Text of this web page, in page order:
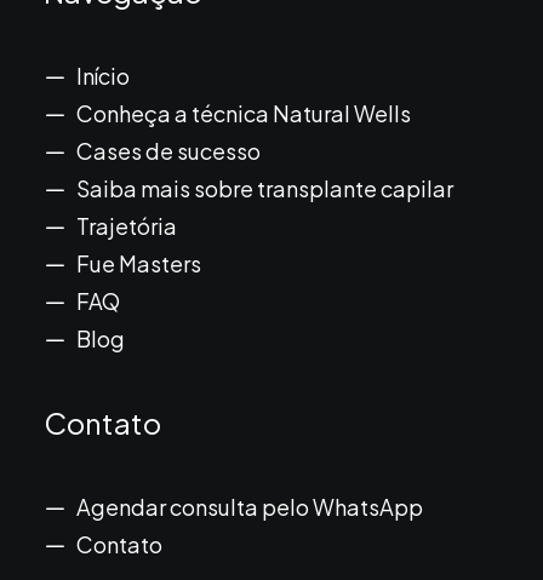
Início
Conheça a técnica Natural Wells
Cases de sucesso
Saiba mais sobre transplante capilar
Trajetória
Fue Masters
FAQ
Blog
Contato
Agendar consulta pelo WhatsApp
Contato